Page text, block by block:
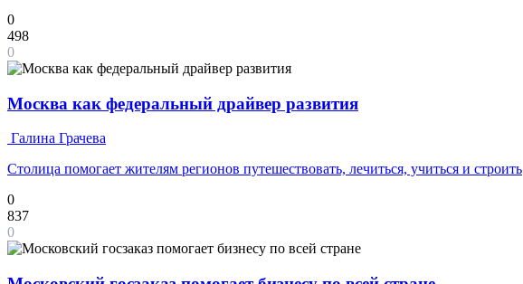
0
498
0
Москва как федеральный драйвер развития
Галина Грачева
Столица помогает жителям регионов путешествовать, лечиться, учиться и строить
0
837
0